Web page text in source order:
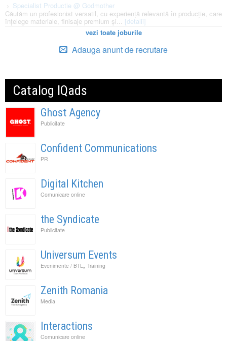
Specialist Productie @ Godmother
Căutăm un profesionist versatil, cu experiență relevantă în producție, care
înțelege materiale, finisaje premium și... [detalii]
vezi toate joburile
Adauga anunt de recrutare
Catalog IQads
Ghost Agency
Publicitate
Confident Communications
PR
Digital Kitchen
Comunicare online
the Syndicate
Publicitate
Universum Events
Evenimente / BTL , Training
Zenith Romania
Media
Interactions
Comunicare online